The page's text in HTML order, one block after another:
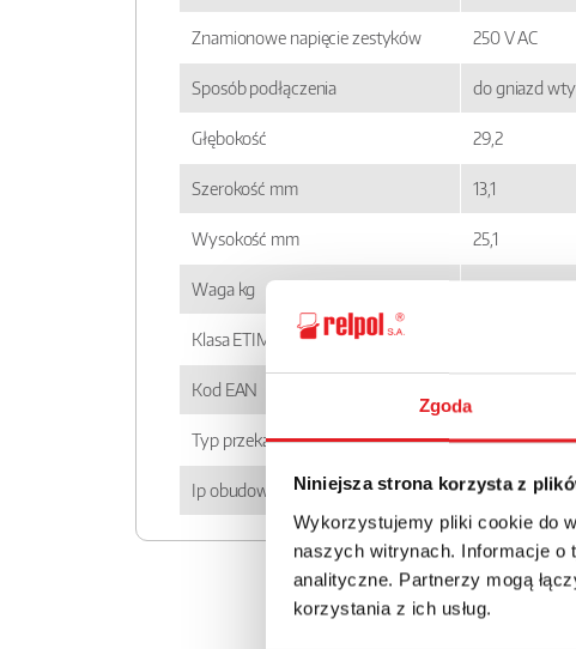
Zgoda
Niniejsza strona korzysta z
Wykorzystujemy pliki cookie do
naszych witrynach. Informacje o
analityczne. Partnerzy mogą
korzystania z ich usług.
Znamionowe napięcie zestyków 250 V AC
Sposób podłączenia do gniazd
Głębokość 29,2
Szerokość mm 13,1
Wysokość mm 25,1
Waga kg
Klasa ETIM
Kod EAN
Typ przekaźnika RM83
Ip obudowy IP 40